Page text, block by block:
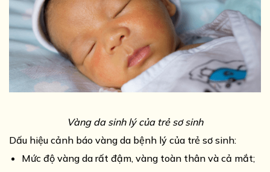
Vàng da sinh lý của trẻ sơ sinh
Dấu hiệu cảnh báo vàng da bệnh lý của trẻ sơ sinh:
Mức độ vàng da rất đậm, vàng toàn thân và cả mắt;